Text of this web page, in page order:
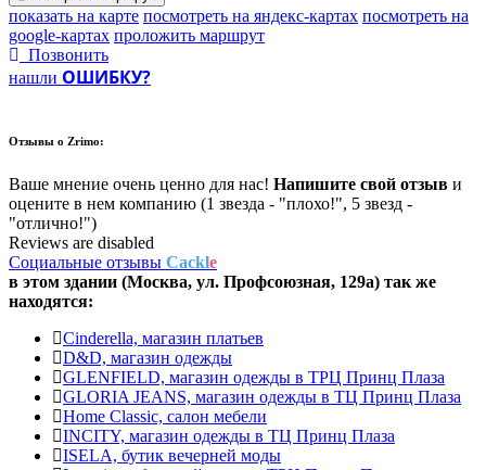
показать на карте посмотреть на яндекс-картах посмотреть на
google-картах проложить маршрут
Позвонить
нашли ОШИБКУ?
Отзывы о Zrimo:
Ваше мнение очень ценно для нас! Напишите свой отзыв и
оцените в нем компанию (1 звезда - "плохо!", 5 звезд -
"отлично!")
Reviews are disabled
Социальные отзывы Cackle
в этом здании (Москва, ул. Профсоюзная, 129а) так же
находятся:
Cinderella, магазин платьев
D&D, магазин одежды
GLENFIELD, магазин одежды в ТРЦ Принц Плаза
GLORIA JEANS, магазин одежды в ТЦ Принц Плаза
Home Classic, салон мебели
INCITY, магазин одежды в ТЦ Принц Плаза
ISELA, бутик вечерней моды